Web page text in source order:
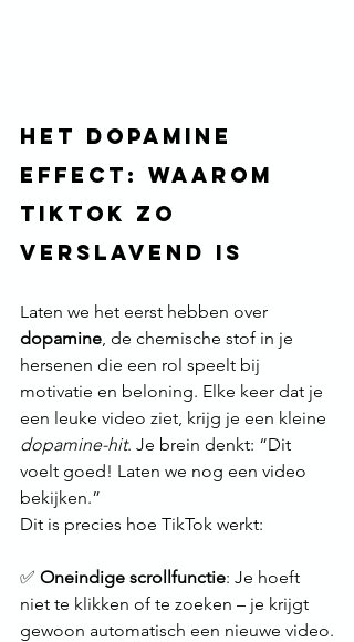
Het dopamine
effect: Waarom
tiktok zo
verslavend is
Laten we het eerst hebben over
dopamine , de chemische stof in je
hersenen die een rol speelt bij
motivatie en beloning. Elke keer dat je
een leuke video ziet, krijg je een kleine
dopamine-hit. Je brein denkt: “Dit
voelt goed! Laten we nog een video
bekijken.”
Dit is precies hoe TikTok werkt:
✅ Oneindige scrollfunctie: Je hoeft
niet te klikken of te zoeken – je krijgt
gewoon automatisch een nieuwe video.